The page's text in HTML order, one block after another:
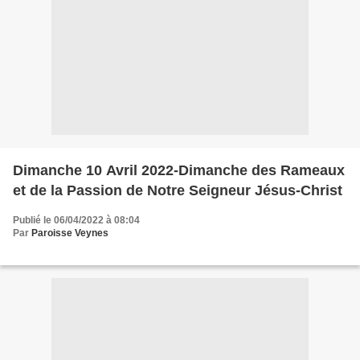
Dimanche 10 Avril 2022-Dimanche des Rameaux
et de la Passion de Notre Seigneur Jésus-Christ
Publié le 06/04/2022 à 08:04
Par Paroisse Veynes